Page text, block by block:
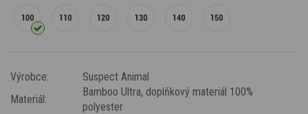
Výrobce:
Suspect Animal
Materiál:
Bamboo Ultra, doplňkový materiál 100%
polyester